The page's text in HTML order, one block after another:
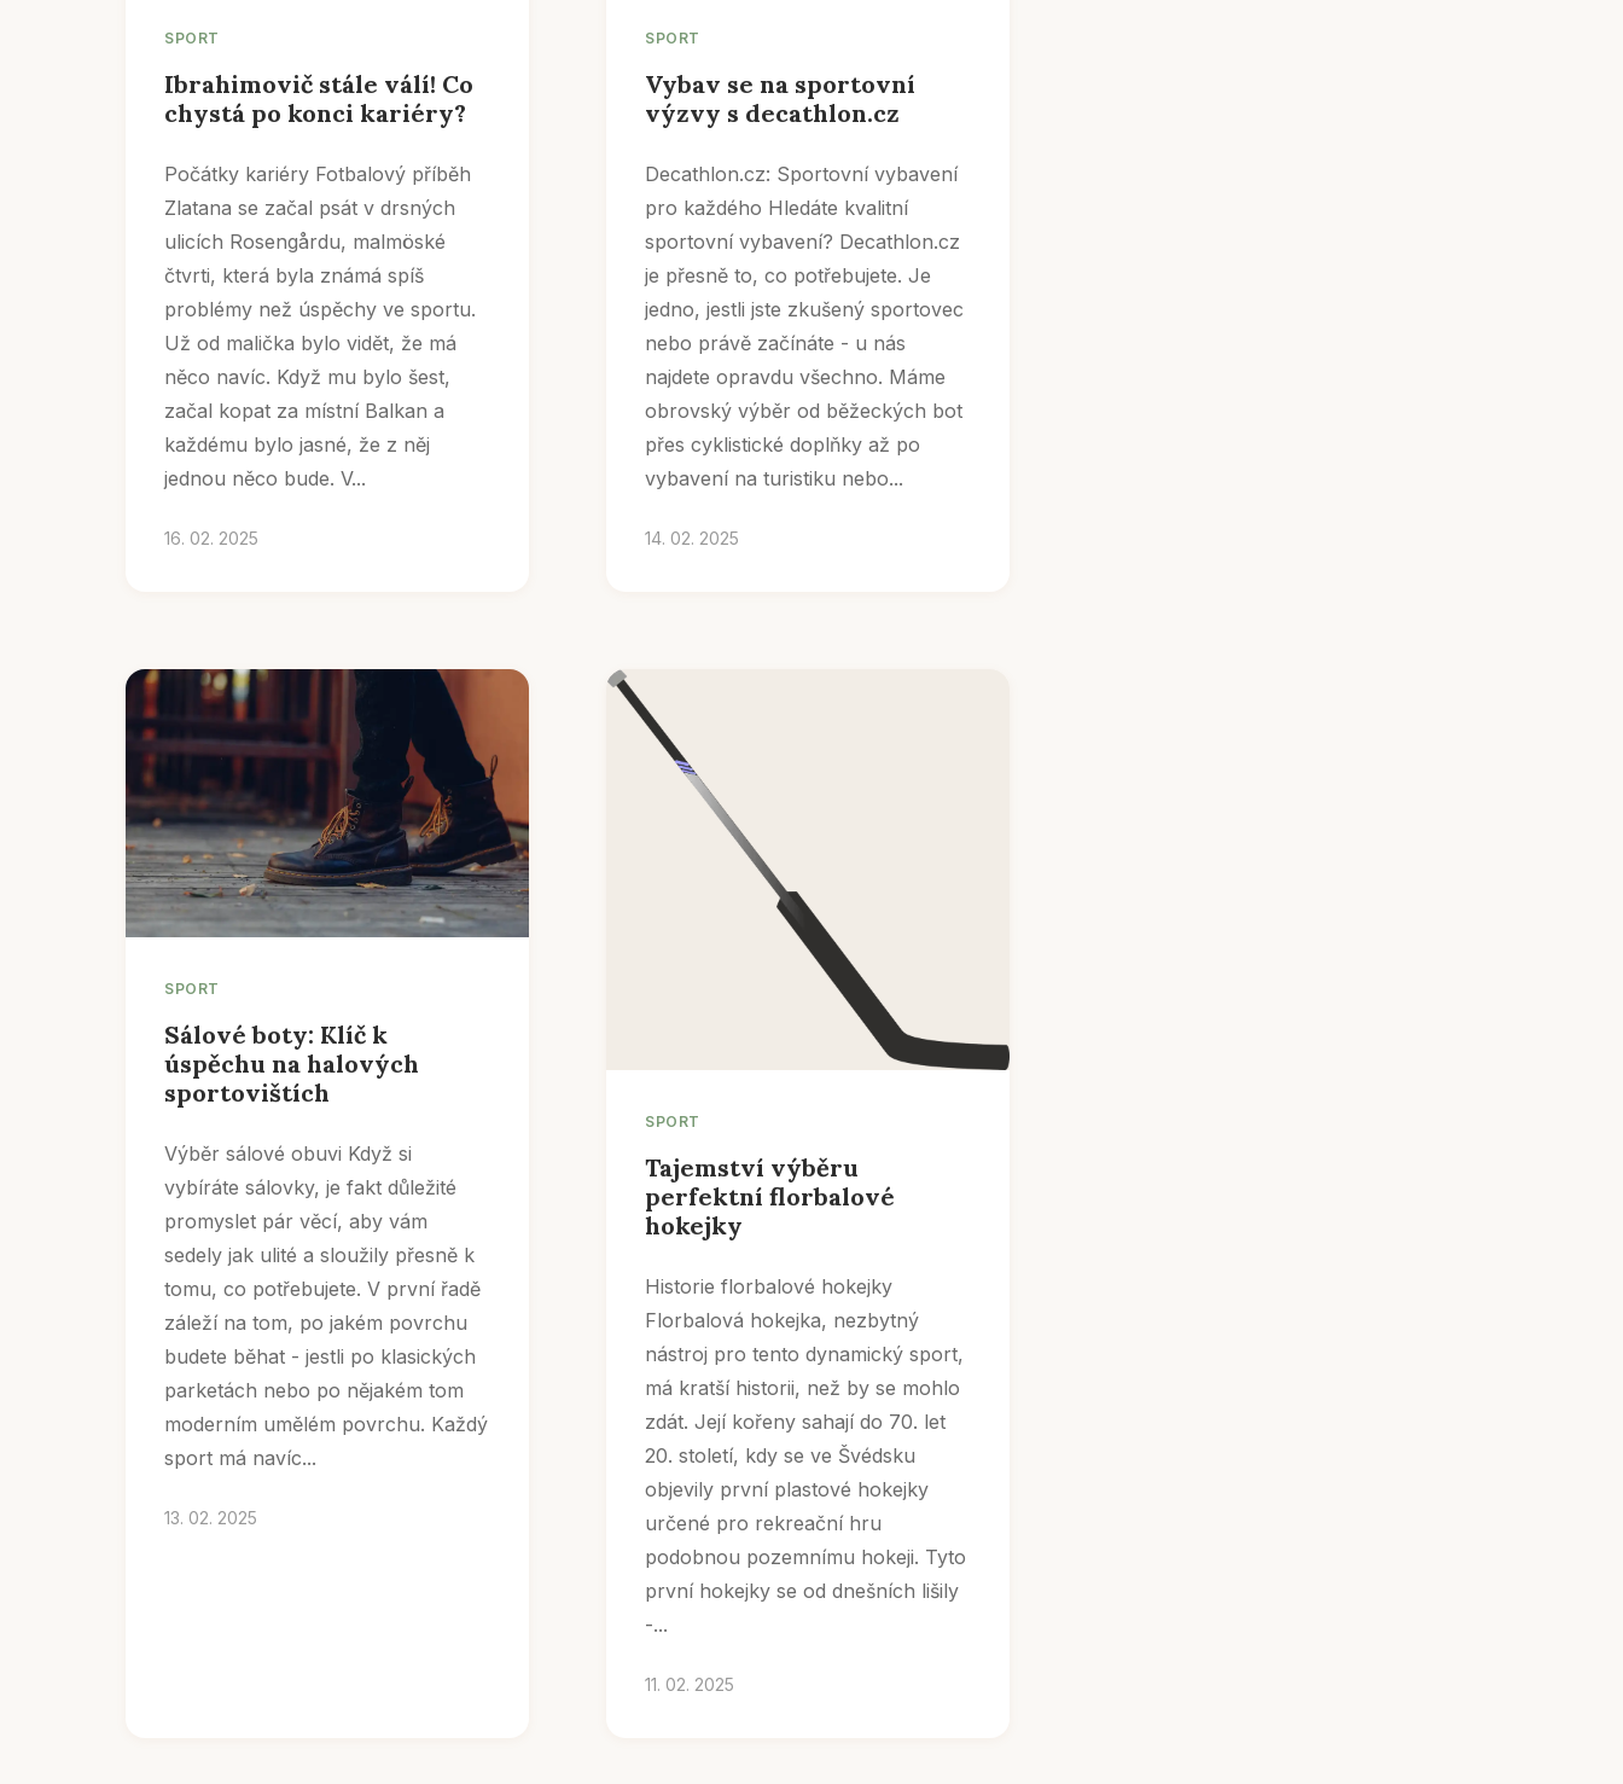
SPORT
Ibrahimovič stále válí! Co
chystá po konci kariéry?
Počátky kariéry Fotbalový příběh
Zlatana se začal psát v drsných
ulicích Rosengårdu, malmöské
čtvrti, která byla známá spíš
problémy než úspěchy ve sportu.
Už od malička bylo vidět, že má
něco navíc. Když mu bylo šest,
začal kopat za místní Balkan a
každému bylo jasné, že z něj
jednou něco bude. V...
16. 02. 2025
SPORT
Vybav se na sportovní
výzvy s decathlon.cz
Decathlon.cz: Sportovní vybavení
pro každého Hledáte kvalitní
sportovní vybavení? Decathlon.cz
je přesně to, co potřebujete. Je
jedno, jestli jste zkušený sportovec
nebo právě začínáte - u nás
najdete opravdu všechno. Máme
obrovský výběr od běžeckých bot
přes cyklistické doplňky až po
vybavení na turistiku nebo...
14. 02. 2025
SPORT
Sálové boty: Klíč k
úspěchu na halových
sportovištích
Výběr sálové obuvi Když si
vybíráte sálovky, je fakt důležité
promyslet pár věcí, aby vám
sedely jak ulité a sloužily přesně k
tomu, co potřebujete. V první řadě
záleží na tom, po jakém povrchu
budete běhat - jestli po klasických
parketách nebo po nějakém tom
moderním umělém povrchu. Každý
sport má navíc...
13. 02. 2025
SPORT
Tajemství výběru
perfektní florbalové
hokejky
Historie florbalové hokejky
Florbalová hokejka, nezbytný
nástroj pro tento dynamický sport,
má kratší historii, než by se mohlo
zdát. Její kořeny sahají do 70. let
20. století, kdy se ve Švédsku
objevily první plastové hokejky
určené pro rekreační hru
podobnou pozemnímu hokeji. Tyto
první hokejky se od dnešních lišily
-...
11. 02. 2025